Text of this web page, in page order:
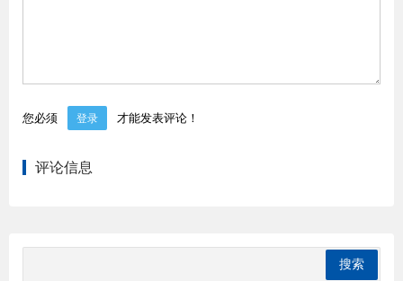
您必须 登录 才能发表评论！
评论信息